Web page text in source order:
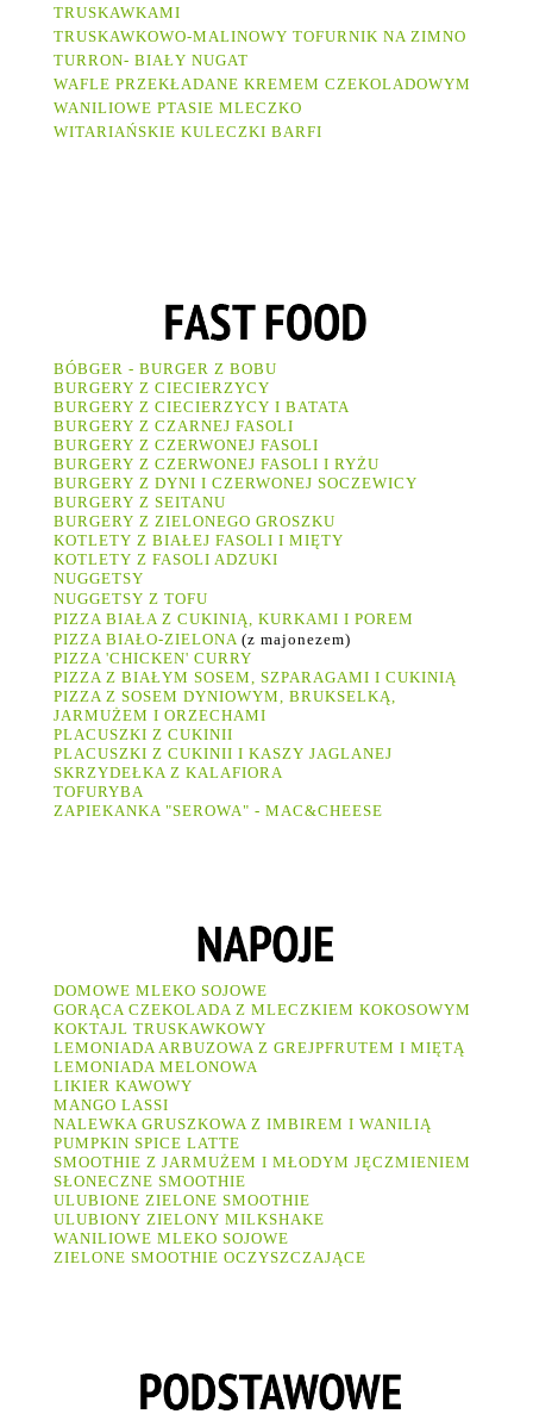
TRUSKAWKAMI
TRUSKAWKOWO-MALINOWY TOFURNIK NA ZIMNO
TURRON- BIAŁY NUGAT
WAFLE PRZEKŁADANE KREMEM CZEKOLADOWYM
WANILIOWE PTASIE MLECZKO
WITARIAŃSKIE KULECZKI BARFI
BÓBGER - BURGER Z BOBU
BURGERY Z CIECIERZYCY
BURGERY Z CIECIERZYCY I BATATA
BURGERY Z CZARNEJ FASOLI
BURGERY Z CZERWONEJ FASOLI
BURGERY Z CZERWONEJ FASOLI I RYŻU
BURGERY Z DYNI I CZERWONEJ SOCZEWICY
BURGERY Z SEITANU
BURGERY Z ZIELONEGO GROSZKU
KOTLETY Z BIAŁEJ FASOLI I MIĘTY
KOTLETY Z FASOLI ADZUKI
NUGGETSY
NUGGETSY Z TOFU
PIZZA BIAŁA Z CUKINIĄ, KURKAMI I POREM
PIZZA BIAŁO-ZIELONA (z majonezem)
PIZZA 'CHICKEN' CURRY
PIZZA Z BIAŁYM SOSEM, SZPARAGAMI I CUKINIĄ
PIZZA Z SOSEM DYNIOWYM, BRUKSELKĄ,
JARMUŻEM I ORZECHAMI
PLACUSZKI Z CUKINII
PLACUSZKI Z CUKINII I KASZY JAGLANEJ
SKRZYDEŁKA Z KALAFIORA
TOFURYBA
ZAPIEKANKA "SEROWA" - MAC&CHEESE
DOMOWE MLEKO SOJOWE
GORĄCA CZEKOLADA Z MLECZKIEM KOKOSOWYM
KOKTAJL TRUSKAWKOWY
LEMONIADA ARBUZOWA Z GREJPFRUTEM I MIĘTĄ
LEMONIADA MELONOWA
LIKIER KAWOWY
MANGO LASSI
NALEWKA GRUSZKOWA Z IMBIREM I WANILIĄ
PUMPKIN SPICE LATTE
SMOOTHIE Z JARMUŻEM I MŁODYM JĘCZMIENIEM
SŁONECZNE SMOOTHIE
ULUBIONE ZIELONE SMOOTHIE
ULUBIONY ZIELONY MILKSHAKE
WANILIOWE MLEKO SOJOWE
ZIELONE SMOOTHIE OCZYSZCZAJĄCE